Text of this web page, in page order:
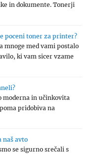
in dokumente. Tonerji
poceni toner za printer?
mnoge med vami postalo
ki vam sicer vzame
moderna in učinkovita
pridobiva na
naš avto
se sigurno srečali s